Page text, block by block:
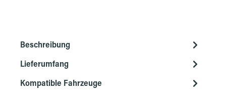
Beschreibung
Lieferumfang
Kompatible Fahrzeuge